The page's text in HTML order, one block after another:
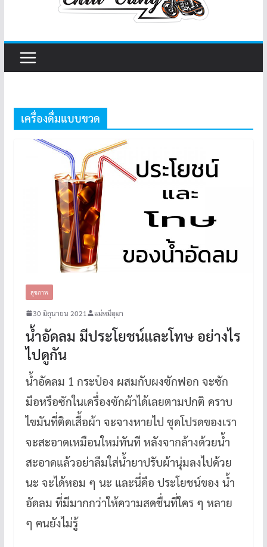
เครื่องดื่มแบบขวด
สุขภาพ
30 มิถุนายน 2021 แม่หมีอุมา
น้ำอัดลม มีประโยชน์และโทษ อย่างไร
ไปดูกัน
น้ำอัดลม 1 กระป๋อง ผสมกับผงซักฟอก จะซัก
มือหรือซักในเครื่องซักผ้าได้เลยตามปกติ คราบ
ไขมันที่ติดเสื้อผ้า จะจางหายไป ชุดโปรดของเรา
จะสะอาดเหมือนใหม่ทันที หลังจากล้างด้วยน้ำ
สะอาดแล้วอย่าลืมใส่น้ำยาปรับผ้านุ่มลงไปด้วย
นะ จะได้หอม ๆ นะ และนี่คือ ประโยชน์ของ น้ำ
อัดลม ที่มีมากกว่าให้ความสดชื่นที่ใคร ๆ หลาย
ๆ คนยังไม่รู้